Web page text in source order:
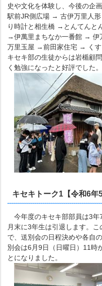
史や文化を体験し、今後の企
駅前JR側広場 → 古伊万里人
り時計と相生橋 →とんてんと
→伊萬里まちなか一番館 →
万里玉屋 →前田家住宅 → くす
キセキ部の生徒からは岩楯顧
く勉強になったと好評でした。
キセキトーク1【令和6年
今年度のキセキ部部員は3年
月末に3年生は引退します。
で、送別会の日程決めや各自
別会は6月9日（日曜日）11時
とになりました。